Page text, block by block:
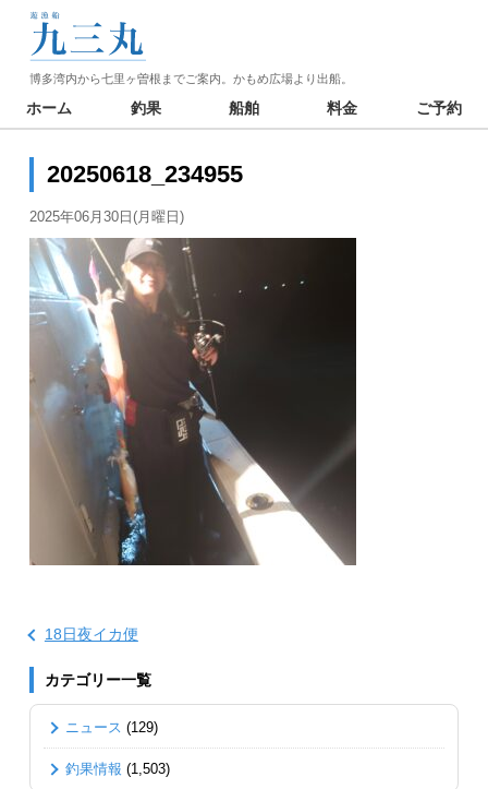
博多湾内から七里ヶ曽根までご案内。かもめ広場より出船。
ホーム 釣果 船舶 料金 ご予約
20250618_234955
2025年06月30日(月曜日)
18日夜イカ便
カテゴリー一覧
ニュース (129)
釣果情報 (1,503)